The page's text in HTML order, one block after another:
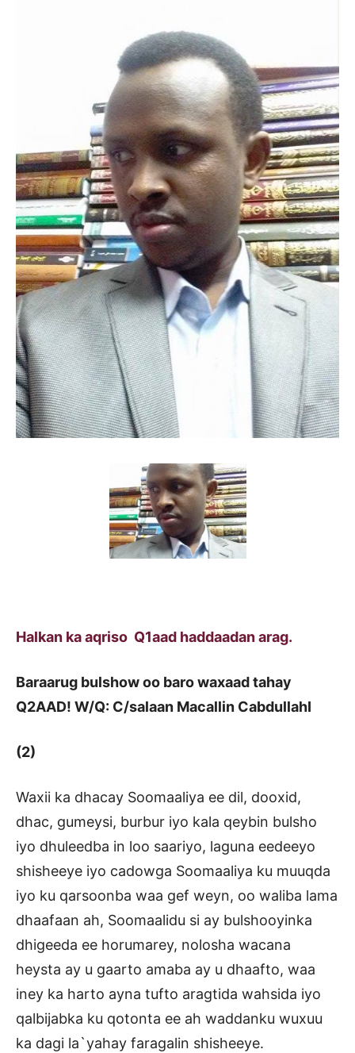
Halkan ka aqriso Q1aad haddaadan arag.
Baraarug bulshow oo baro waxaad tahay
Q2AAD! W/Q: C/salaan Macallin CabdullahI
(2)
Waxii ka dhacay Soomaaliya ee dil, dooxid,
dhac, gumeysi, burbur iyo kala qeybin bulsho
iyo dhuleedba in loo saariyo, laguna eedeeyo
shisheeye iyo cadowga Soomaaliya ku muuqda
iyo ku qarsoonba waa gef weyn, oo waliba lama
dhaafaan ah, Soomaalidu si ay bulshooyinka
dhigeeda ee horumarey, nolosha wacana
heysta ay u gaarto amaba ay u dhaafto, waa
iney ka harto ayna tufto aragtida wahsida iyo
qalbijabka ku qotonta ee ah waddanku wuxuu
ka dagi la`yahay faragalin shisheeye.